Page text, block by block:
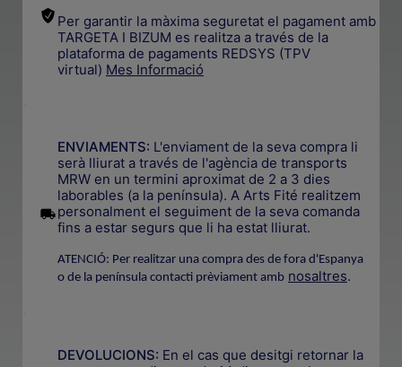
Per garantir la màxima seguretat el pagament amb
TARGETA I BIZUM es realitza a través de la
plataforma de pagaments REDSYS (TPV
virtual) Mes Informació
ENVIAMENTS: L'enviament de la seva compra li
serà lliurat a través de l'agència de transports
MRW en un termini aproximat de 2 a 3 dies
laborables (a la península). A Arts Fité realitzem
personalment el seguiment de la seva comanda
fins a estar segurs que li ha estat lliurat.
ATENCIÓ: Per realitzar una compra des de fora d'Espanya
o de la península contacti prèviament amb nosaltres.
DEVOLUCIONS: En el cas que desitgi retornar la